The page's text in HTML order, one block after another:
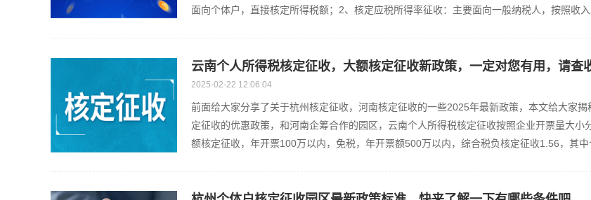
面向个体户，直接核定所得税额；2、核定应税所得率征收：主要面向一般纳税人，按照收入
云南个人所得税核定征收，大额核定征收新政策，一定对您有用，请查
2025-02-22 12:06:04
前面给大家分享了关于杭州核定征收，河南核定征收的一些2025年最新政策，本文给大家
定征收的优惠政策，和河南企筹合作的园区，云南个人所得税核定征收按照企业开票量大小
额核定征收，年开票100万以内，免税，年开票额500万以内，综合税负核定征收1.56，其中